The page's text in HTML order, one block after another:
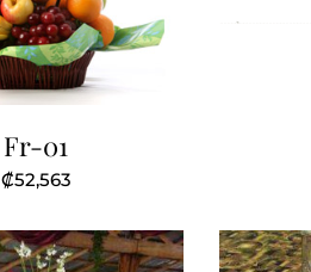
Fr-01
₡52,563